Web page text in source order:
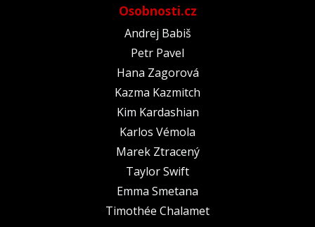
Osobnosti.cz
Andrej Babiš
Petr Pavel
Hana Zagorová
Kazma Kazmitch
Kim Kardashian
Karlos Vémola
Marek Ztracený
Taylor Swift
Emma Smetana
Timothée Chalamet